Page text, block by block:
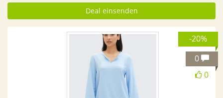
Deal einsenden
-20%
0
0